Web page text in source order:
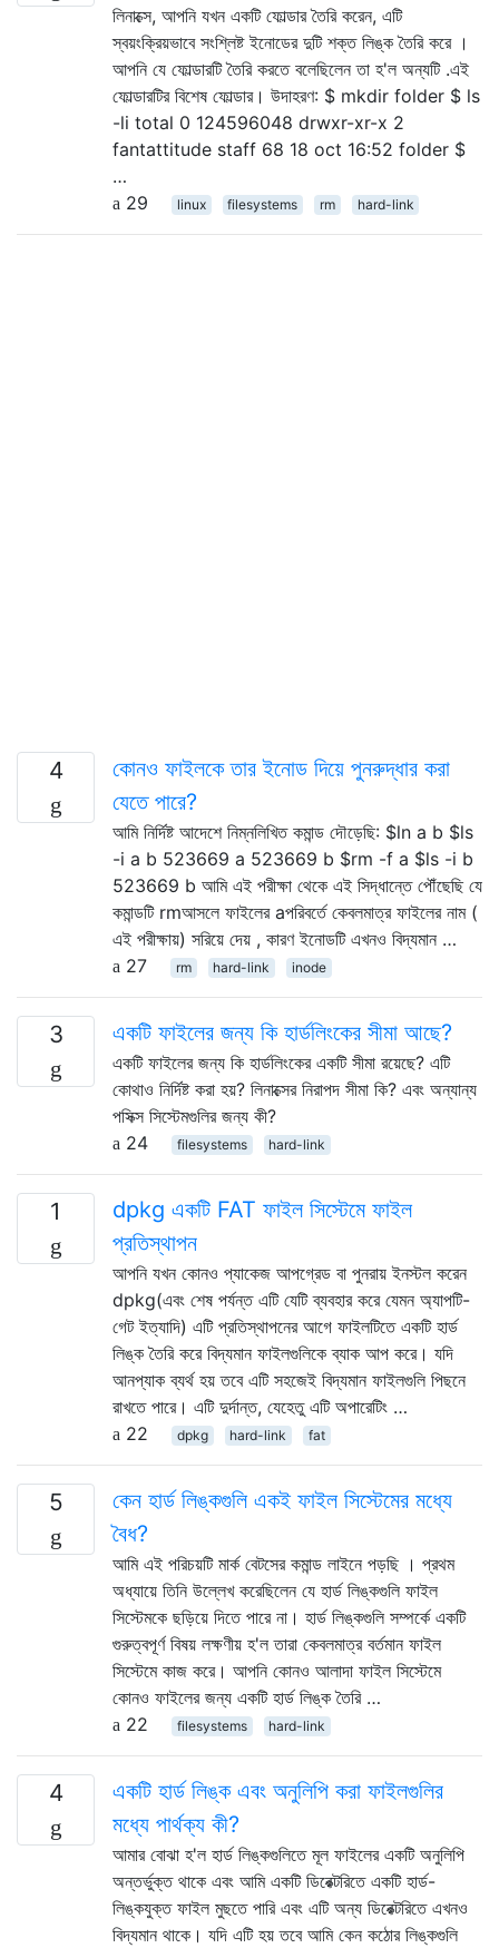
লিনাক্সে, আপনি যখন একটি ফোল্ডার তৈরি করেন, এটি
স্বয়ংক্রিয়ভাবে সংশ্লিষ্ট ইনোডের দুটি শক্ত লিঙ্ক তৈরি করে ।
আপনি যে ফোল্ডারটি তৈরি করতে বলেছিলেন তা হ'ল অন্যটি .এই
ফোল্ডারটির বিশেষ ফোল্ডার। উদাহরণ: $ mkdir folder $ ls
-li total 0 124596048 drwxr-xr-x 2
fantattitude staff 68 18 oct 16:52 folder $
…
29
linux filesystems rm hard-link
4
কোনও ফাইলকে তার ইনোড দিয়ে পুনরুদ্ধার করা
যেতে পারে?
আমি নির্দিষ্ট আদেশে নিম্নলিখিত কমান্ড দৌড়েছি: $ln a b $ls
-i a b 523669 a 523669 b $rm -f a $ls -i b
523669 b আমি এই পরীক্ষা থেকে এই সিদ্ধান্তে পৌঁছেছি যে
কমান্ডটি rmআসলে ফাইলের aপরিবর্তে কেবলমাত্র ফাইলের নাম (
এই পরীক্ষায়) সরিয়ে দেয় , কারণ ইনোডটি এখনও বিদ্যমান …
27
rm hard-link inode
3 একটি ফাইলের জন্য কি হার্ডলিংকের সীমা আছে?
একটি ফাইলের জন্য কি হার্ডলিংকের একটি সীমা রয়েছে? এটি
কোথাও নির্দিষ্ট করা হয়? লিনাক্সের নিরাপদ সীমা কি? এবং অন্যান্য
পসিক্স সিস্টেমগুলির জন্য কী?
24
filesystems hard-link
1
dpkg একটি FAT ফাইল সিস্টেমে ফাইল
প্রতিস্থাপন
আপনি যখন কোনও প্যাকেজ আপগ্রেড বা পুনরায় ইনস্টল করেন
dpkg(এবং শেষ পর্যন্ত এটি যেটি ব্যবহার করে যেমন অ্যাপটি-
গেট ইত্যাদি) এটি প্রতিস্থাপনের আগে ফাইলটিতে একটি হার্ড
লিঙ্ক তৈরি করে বিদ্যমান ফাইলগুলিকে ব্যাক আপ করে। যদি
আনপ্যাক ব্যর্থ হয় তবে এটি সহজেই বিদ্যমান ফাইলগুলি পিছনে
রাখতে পারে। এটি দুর্দান্ত, যেহেতু এটি অপারেটিং …
22
dpkg hard-link fat
5
কেন হার্ড লিঙ্কগুলি একই ফাইল সিস্টেমের মধ্যে
বৈধ?
আমি এই পরিচয়টি মার্ক বেটসের কমান্ড লাইনে পড়ছি । প্রথম
অধ্যায়ে তিনি উল্লেখ করেছিলেন যে হার্ড লিঙ্কগুলি ফাইল
সিস্টেমকে ছড়িয়ে দিতে পারে না। হার্ড লিঙ্কগুলি সম্পর্কে একটি
গুরুত্বপূর্ণ বিষয় লক্ষণীয় হ'ল তারা কেবলমাত্র বর্তমান ফাইল
সিস্টেমে কাজ করে। আপনি কোনও আলাদা ফাইল সিস্টেমে
কোনও ফাইলের জন্য একটি হার্ড লিঙ্ক তৈরি …
22
filesystems hard-link
4
একটি হার্ড লিঙ্ক এবং অনুলিপি করা ফাইলগুলির
মধ্যে পার্থক্য কী?
আমার বোঝা হ'ল হার্ড লিঙ্কগুলিতে মূল ফাইলের একটি অনুলিপি
অন্তর্ভুক্ত থাকে এবং আমি একটি ডিরেক্টরিতে একটি হার্ড-
লিঙ্কযুক্ত ফাইল মুছতে পারি এবং এটি অন্য ডিরেক্টরিতে এখনও
বিদ্যমান থাকে। যদি এটি হয় তবে আমি কেন কঠোর লিঙ্কগুলি